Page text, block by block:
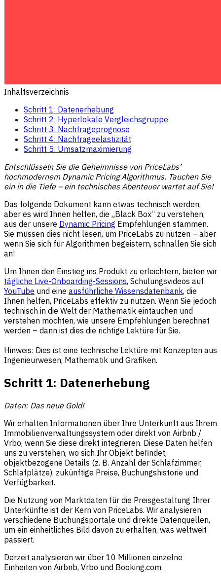
Inhaltsverzeichnis
Schritt 1: Datenerhebung
Schritt 2: Hyperlokale Vergleichsgruppe
Schritt 3: Nachfrageprognose
Schritt 4: Nachfrageelastizität
Schritt 5: Umsatzmaximierung
Entschlüsseln Sie die Geheimnisse von PriceLabs’
hochmodernem Dynamic Pricing Algorithmus. Tauchen Sie
ein in die Tiefe – ein technisches Abenteuer wartet auf Sie!
Das folgende Dokument kann etwas technisch werden,
aber es wird Ihnen helfen, die „Black Box“ zu verstehen,
aus der unsere Dynamic Pricing Empfehlungen stammen.
Sie müssen dies nicht lesen, um PriceLabs zu nutzen – aber
wenn Sie sich für Algorithmen begeistern, schnallen Sie sich
an!
Um Ihnen den Einstieg ins Produkt zu erleichtern, bieten wir
tägliche Live-Onboarding-Sessions, Schulungsvideos auf
YouTube und eine ausführliche Wissensdatenbank, die
Ihnen helfen, PriceLabs effektiv zu nutzen. Wenn Sie jedoch
technisch in die Welt der Mathematik eintauchen und
verstehen möchten, wie unsere Empfehlungen berechnet
werden – dann ist dies die richtige Lektüre für Sie.
Hinweis: Dies ist eine technische Lektüre mit Konzepten aus
Ingenieurwesen, Mathematik und Grafiken.
Schritt 1: Datenerhebung
Daten: Das neue Gold!
Wir erhalten Informationen über Ihre Unterkunft aus Ihrem
Immobilienverwaltungssystem oder direkt von Airbnb /
Vrbo, wenn Sie diese direkt integrieren. Diese Daten helfen
uns zu verstehen, wo sich Ihr Objekt befindet,
objektbezogene Details (z. B. Anzahl der Schlafzimmer,
Schlafplätze), zukünftige Preise, Buchungshistorie und
Verfügbarkeit.
Die Nutzung von Marktdaten für die Preisgestaltung Ihrer
Unterkünfte ist der Kern von PriceLabs. Wir analysieren
verschiedene Buchungsportale und direkte Datenquellen,
um ein einheitliches Bild davon zu erhalten, was weltweit
passiert.
Derzeit analysieren wir über 10 Millionen einzelne
Einheiten von Airbnb, Vrbo und Booking.com.